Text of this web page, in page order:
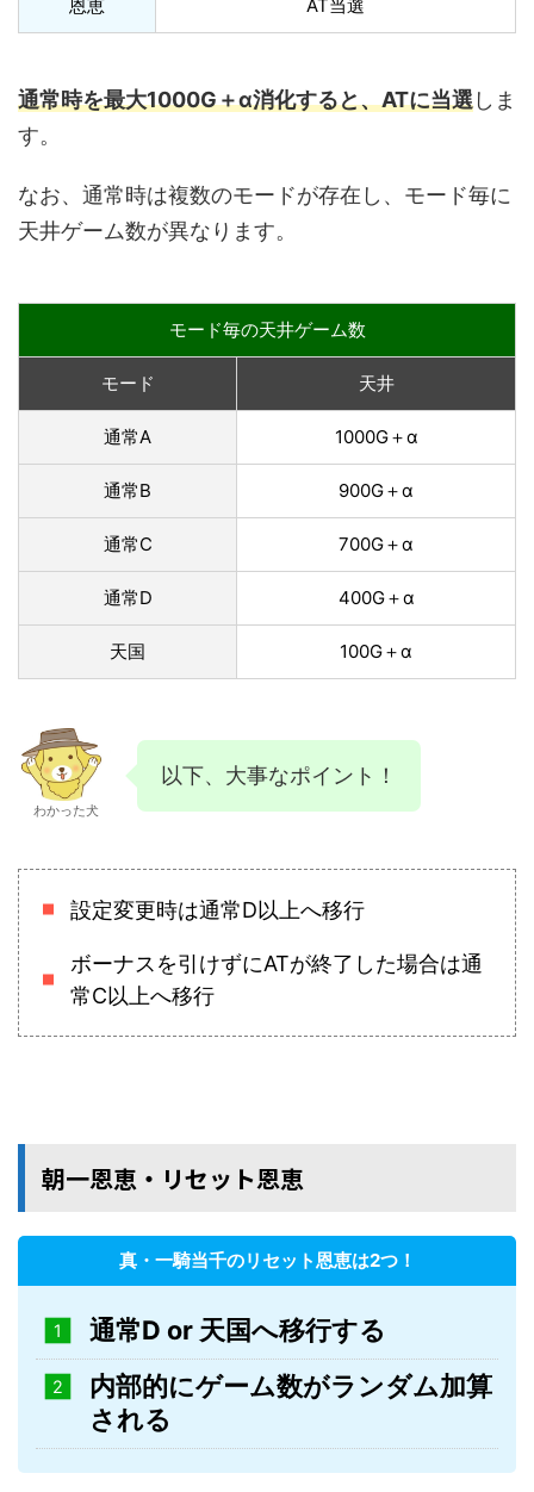
恩恵 AT当選
通常時を最大1000G＋α消化すると、ATに当選しま
す。
なお、通常時は複数のモードが存在し、モード毎に
天井ゲーム数が異なります。
モード毎の天井ゲーム数
モード 天井
通常A 1000G＋α
通常B 900G＋α
通常C 700G＋α
通常D 400G＋α
天国 100G＋α
わかった犬
以下、大事なポイント！
設定変更時は通常D以上へ移行
ボーナスを引けずにATが終了した場合は通
常C以上へ移行
朝一恩恵・リセット恩恵
真・一騎当千のリセット恩恵は2つ！
通常D or 天国へ移行する
内部的にゲーム数がランダム加算
される